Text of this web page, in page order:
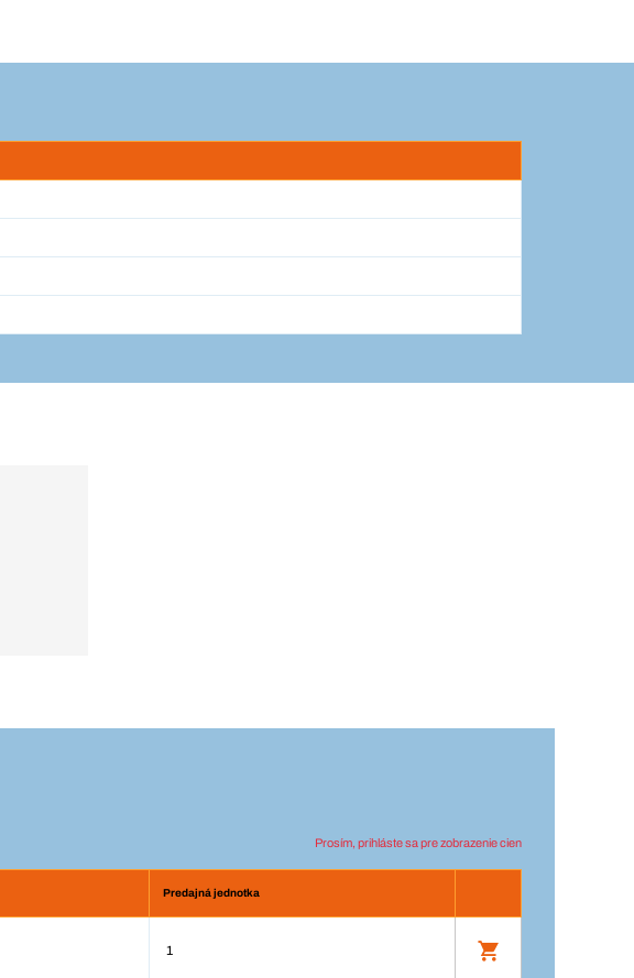
Prosím, prihláste sa pre zobrazenie cien
Predajná jednotka
1